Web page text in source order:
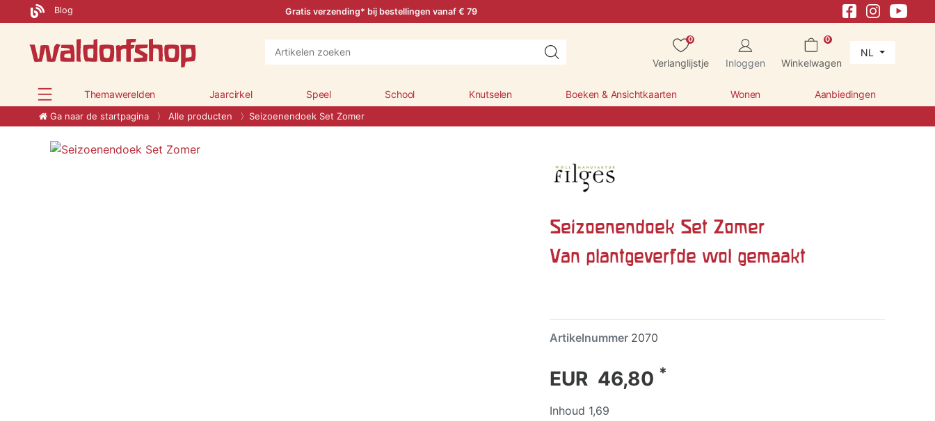
Blog Gratis verzending* bij bestellingen vanaf € 79
0
Verlanglijstje Inloggen
0
Winkelwagen
NL
Themawerelden Jaarcirkel Speel School Knutselen Boeken & Ansichtkaarten Wonen Aanbiedingen
Ga naar de startpagina Alle producten Seizoenendoek Set Zomer
Seizoenendoek Set Zomer
Van plantgeverfde wol gemaakt
Artikelnummer 2070
EUR 46,80 *
Inhoud 1,69